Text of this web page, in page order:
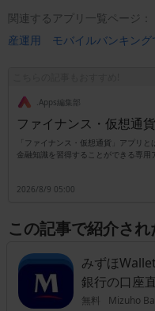
関連するアプリ一覧ページ：
産運用
モバイルバンキン
.Apps編集部
ファイナンス・仮想通
「ファイナンス・仮想通貨」アプリ
金融知識を習得することができる専用
の生活資金を国の年金制度だけに頼る
時代を生きる人にとって欠かせないも
貨をはじめとした新しい資産運用も増
用・仮想通貨アプリをひとつ持ってい
ことができます。
2026/8/9 05:00
この記事で紹介され
みずほWallet みずほ
銀行の口座
ホ決済アプ
無料 Mizuho